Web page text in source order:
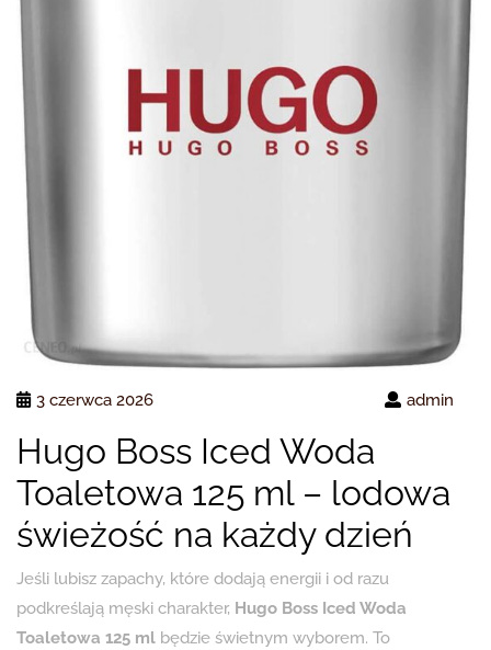
3 czerwca 2026 admin
Hugo Boss Iced Woda
Toaletowa 125 ml – lodowa
świeżość na każdy dzień
Jeśli lubisz zapachy, które dodają energii i od razu
podkreślają męski charakter, Hugo Boss Iced Woda
Toaletowa 125 ml będzie świetnym wyborem. To